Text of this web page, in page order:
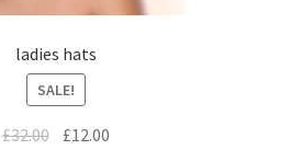
ladies hats
SALE!
£32.00 £12.00